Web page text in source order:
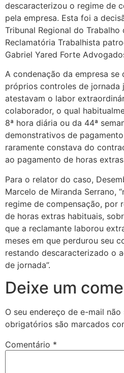
descaracterizou o regime de
pela empresa. Esta foi a
Tribunal Regional do Trabalho
Reclamatória Trabalhista
Gabriel Yared Forte
A condenação da empresa
próprios controles de jornada
atestavam o labor
colaborador, o qual
8ª hora diária ou da 44ª
demonstrativos de
raramente constava do
ao pagamento de horas
Para o relator do caso,
Marcelo de Miranda Serrano,
regime de compensação, por
de horas extras habituais,
que a reclamante laborou
meses em que perdurou seu
restando descaracterizado o
de jornada”.
Deixe um
O seu endereço de e-mail
obrigatórios são marcados
Comentário *